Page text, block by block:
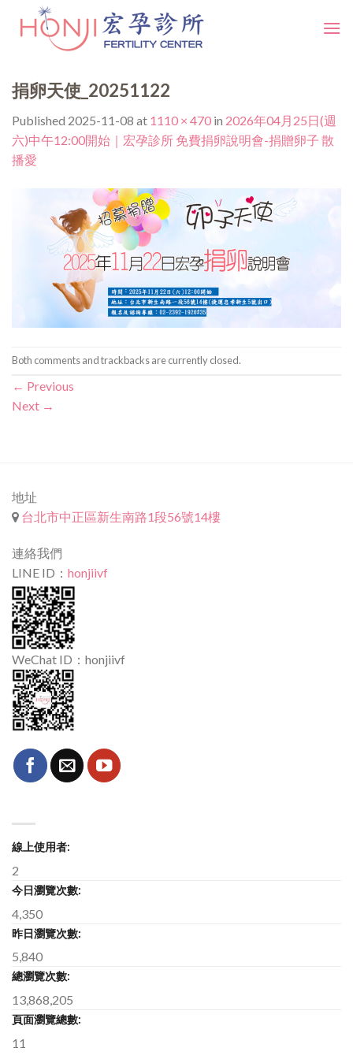
捐卵天使_20251122
Published 2025-11-08 at 1110 × 470 in 2026年04月25日(週
六)中午12:00開始｜宏孕診所 免費捐卵說明會-捐贈卵子 散
播愛
Both comments and trackbacks are currently closed.
← Previous
Next →
地址
台北市中正區新生南路1段56號14樓
連絡我們
LINE ID： honjiivf
WeChat ID：honjiivf
線上使用者:
2
今日瀏覽次數:
4,350
昨日瀏覽次數:
5,840
總瀏覽次數:
13,868,205
頁面瀏覽總數:
11